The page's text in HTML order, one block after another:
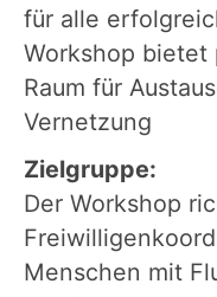
für alle
Workshop bietet
Raum für
Vernetzung
Zielgruppe:
Der Workshop
Menschen mit